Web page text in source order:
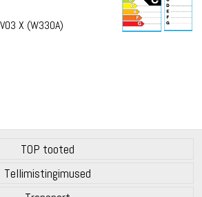
X (W330A)
TOP tooted
Tellimistingimused